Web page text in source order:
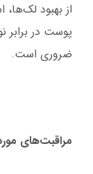
از بهبود
پوست در برابر
ضروری است.
مراقبت‌های